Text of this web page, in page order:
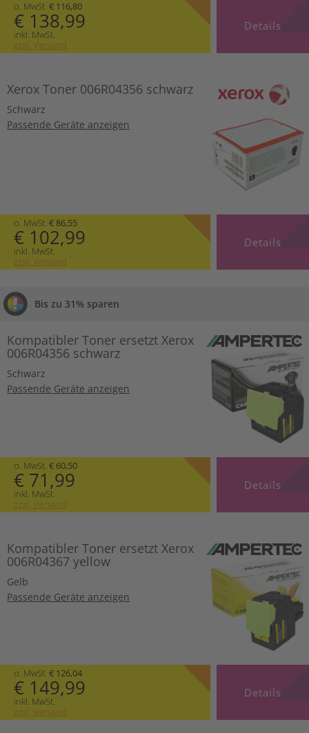
o. MwSt. € 116,80
€ 138,99
inkl. MwSt.
zzgl. Versand
Details
Xerox Toner 006R04356 schwarz
Schwarz
Passende Geräte anzeigen
o. MwSt. € 86,55
€ 102,99
inkl. MwSt.
zzgl. Versand
Details
Bis zu 31% sparen
Kompatibler Toner ersetzt Xerox
006R04356 schwarz
Schwarz
Passende Geräte anzeigen
o. MwSt. € 60,50
€ 71,99
inkl. MwSt.
zzgl. Versand
Details
Kompatibler Toner ersetzt Xerox
006R04367 yellow
Gelb
Passende Geräte anzeigen
o. MwSt. € 126,04
€ 149,99
inkl. MwSt.
zzgl. Versand
Details